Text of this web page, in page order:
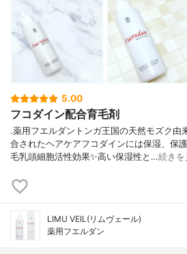
5.00
フコダイン配合育毛剤
.薬用フエルダントンガ王国の天然モズク由
合されたヘアケアフコダインには保湿、保
毛乳頭細胞活性効果✨高い保湿性と…続きを
LIMU VEIL(リムヴェール)
薬用フエルダン